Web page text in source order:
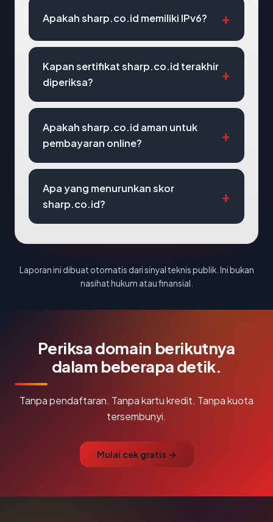
Apakah sharp.co.id memiliki IPv6?
Kapan sertifikat sharp.co.id terakhir
diperiksa?
Apakah sharp.co.id aman untuk
pembayaran online?
Apa yang menurunkan skor
sharp.co.id?
Laporan ini dibuat otomatis dari sinyal teknis publik. Ini bukan
nasihat hukum atau finansial.
Periksa domain berikutnya
dalam beberapa detik.
Tanpa pendaftaran. Tanpa kartu kredit. Tanpa kuota
tersembunyi.
Mulai cek gratis →